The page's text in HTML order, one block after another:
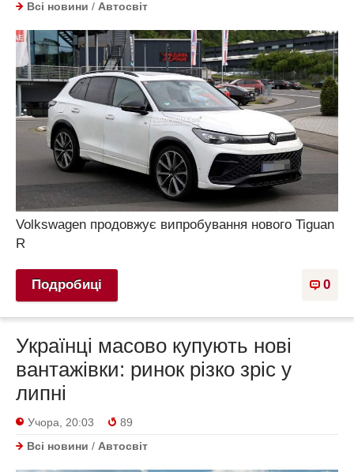
Всі новини / Автосвіт
Volkswagen продовжує випробування нового Tiguan
R
0
Подробиці
Українці масово купують нові
вантажівки: ринок різко зріс у
липні
Учора, 20:03
89
Всі новини / Автосвіт